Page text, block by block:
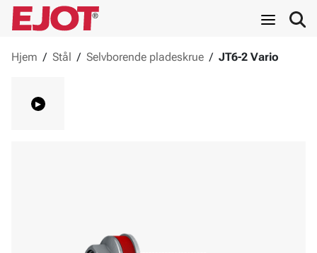
Hjem / Stål / Selvborende pladeskrue / JT6-2 Vario
▸